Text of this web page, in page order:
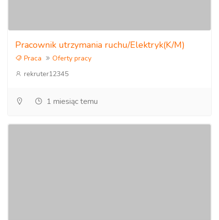
Pracownik utrzymania ruchu/Elektryk(K/M)
Praca
Oferty pracy
rekruter12345
1 miesiąc temu